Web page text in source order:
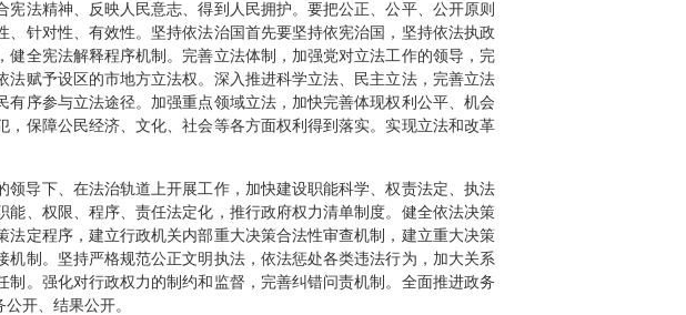
法精神、反映人民意志、得到人民拥护。要把公正、公平、公开原则
针对性、有效性。坚持依法治国首先要坚持依宪治国，坚持依法执政
全宪法解释程序机制。完善立法体制，加强党对立法工作的领导，完
赋予设区的市地方立法权。深入推进科学立法、民主立法，完善立法
序参与立法途径。加强重点领域立法，加快完善体现权利公平、机会
保障公民经济、文化、社会等各方面权利得到落实。实现立法和改革
导下、在法治轨道上开展工作，加快建设职能科学、权责法定、执法
、权限、程序、责任法定化，推行政府权力清单制度。健全依法决策
定程序，建立行政机关内部重大决策合法性审查机制，建立重大决策
制。坚持严格规范公正文明执法，依法惩处各类违法行为，加大关系
。强化对行政权力的制约和监督，完善纠错问责机制。全面推进政务
开、结果公开。